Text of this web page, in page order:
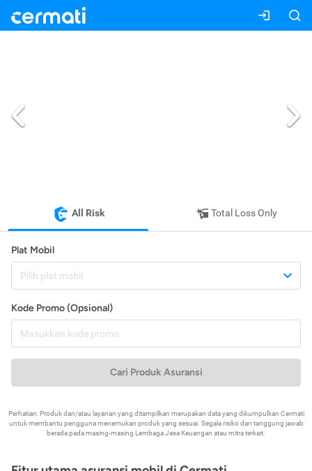
All Risk Total Loss Only
Plat Mobil
Pilih plat mobil
Kode Promo (Opsional)
Cari Produk Asuransi
Perhatian: Produk dan/atau layanan yang ditampilkan merupakan data yang dikumpulkan Cermati
untuk membantu pengguna menemukan produk yang sesuai. Segala risiko dan tanggung jawab
berada pada masing-masing Lembaga Jasa Keuangan atau mitra terkait.